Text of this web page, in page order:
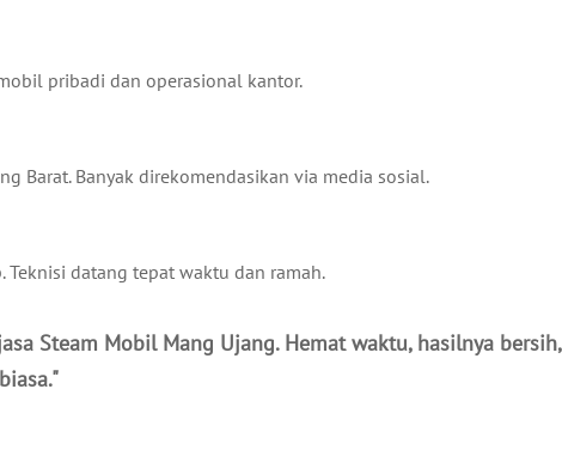
pribadi dan operasional kantor.
Barat. Banyak direkomendasikan via media sosial.
datang tepat waktu dan ramah.
Steam Mobil Mang Ujang. Hemat waktu, hasilnya bersih,